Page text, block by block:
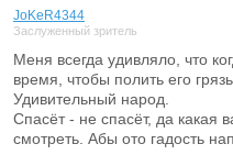
JoKeR4344
Заслуженный зритель
Меня всегда удивляло, что
время, чтобы полить его
Удивительный народ.
Спасёт - не спасёт, да какая
смотреть. Абы ото гадость